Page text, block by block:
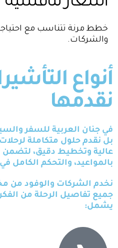
خطط مرنة تتناسب مع
والشركات.
أنواع
نقدمها
في جنان العربية للسفر
بل نقدم حلول متكاملة
عالية وتخطيط دقيق، لتضمن
بالمواعيد، والتحكم الكامل
نخدم الشركات والوفود من
جميع تفاصيل الرحلة من
يشمل: